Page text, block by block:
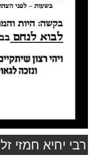
רבי יחיא חמזי זל